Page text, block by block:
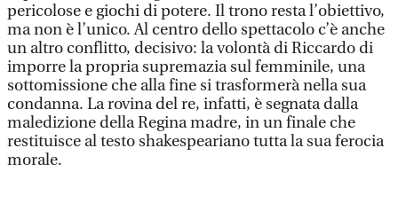
pericolose e giochi di potere. Il trono resta l’obiettivo,
ma non è l’unico. Al centro dello spettacolo c’è anche
un altro conflitto, decisivo: la volontà di Riccardo di
imporre la propria supremazia sul femminile, una
sottomissione che alla fine si trasformerà nella sua
condanna. La rovina del re, infatti, è segnata dalla
maledizione della Regina madre, in un finale che
restituisce al testo shakespeariano tutta la sua ferocia
morale.